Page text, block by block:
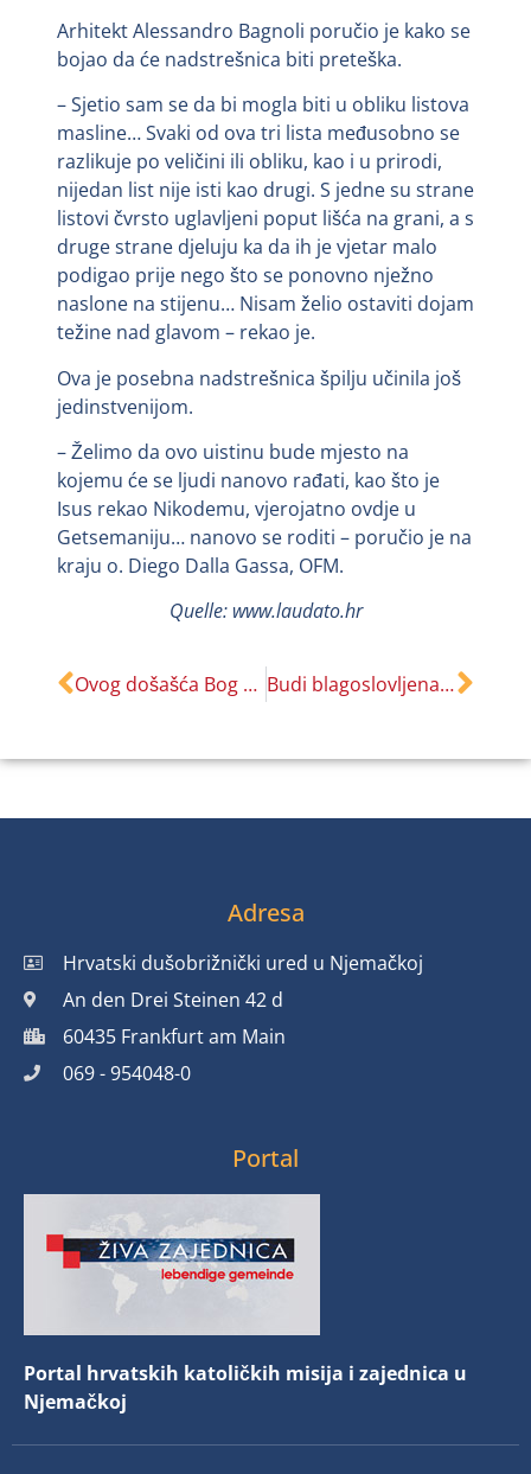
Arhitekt Alessandro Bagnoli poručio je kako se
bojao da će nadstrešnica biti preteška.
– Sjetio sam se da bi mogla biti u obliku listova
masline… Svaki od ova tri lista međusobno se
razlikuje po veličini ili obliku, kao i u prirodi,
nijedan list nije isti kao drugi. S jedne su strane
listovi čvrsto uglavljeni poput lišća na grani, a s
druge strane djeluju ka da ih je vjetar malo
podigao prije nego što se ponovno nježno
naslone na stijenu… Nisam želio ostaviti dojam
težine nad glavom – rekao je.
Ova je posebna nadstrešnica špilju učinila još
jedinstvenijom.
– Želimo da ovo uistinu bude mjesto na
kojemu će se ljudi nanovo rađati, kao što je
Isus rekao Nikodemu, vjerojatno ovdje u
Getsemaniju… nanovo se roditi – poručio je na
kraju o. Diego Dalla Gassa, OFM.
Quelle: www.laudato.hr
Ovog došašća Bog od nas očekuje samo jednu stvar Budi blagoslovljena u vijeke
Adresa
Hrvatski dušobrižnički ured u Njemačkoj
An den Drei Steinen 42 d
60435 Frankfurt am Main
069 - 954048-0
Portal
Portal hrvatskih katoličkih misija i zajednica u
Njemačkoj